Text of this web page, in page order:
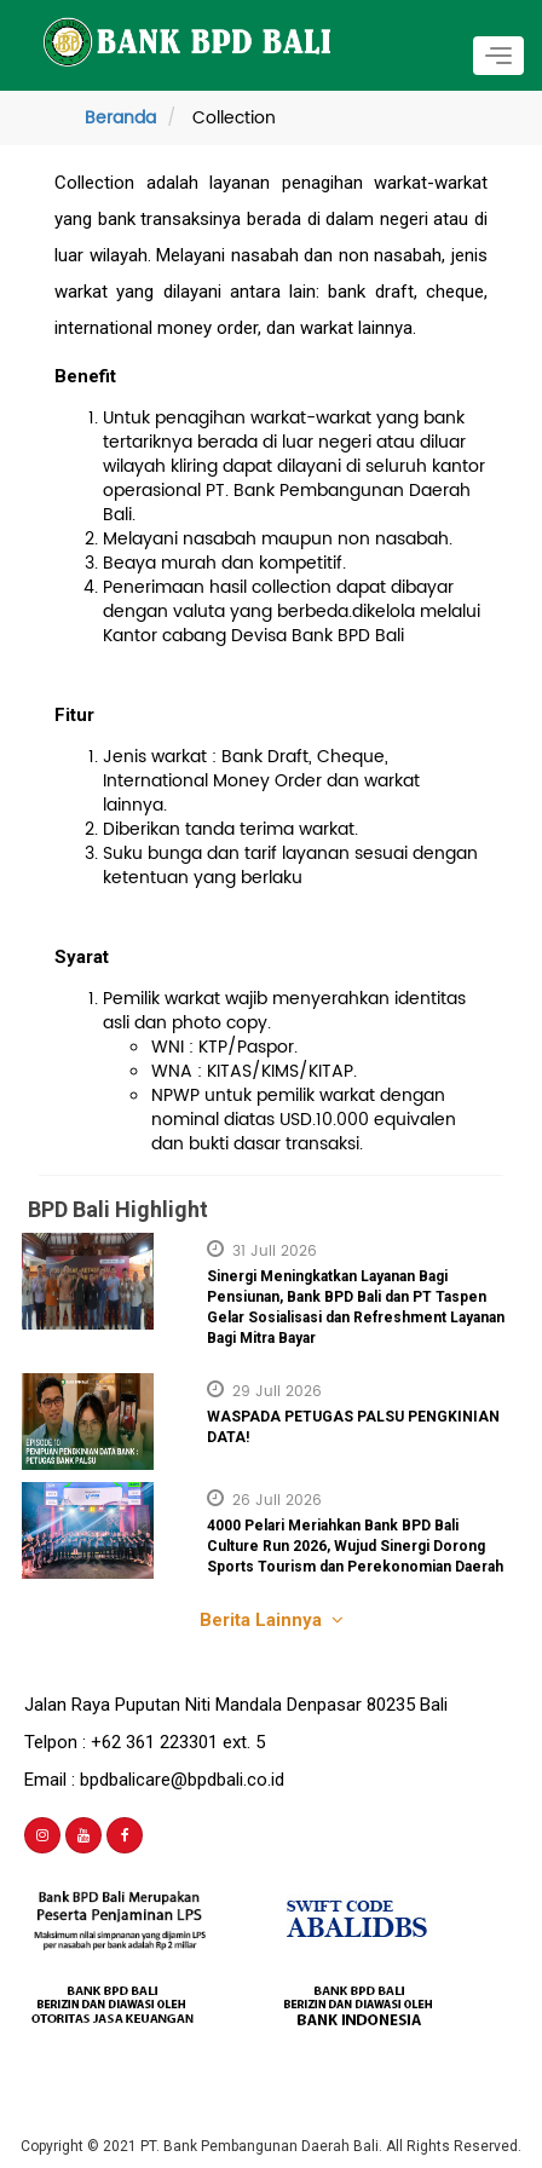
Beranda
Collection
Collection adalah layanan penagihan warkat-warkat
yang bank transaksinya berada di dalam negeri atau di
luar wilayah. Melayani nasabah dan non nasabah, jenis
warkat yang dilayani antara lain: bank draft, cheque,
international money order, dan warkat lainnya.
Benefit
Untuk penagihan warkat-warkat yang bank
tertariknya berada di luar negeri atau diluar
wilayah kliring dapat dilayani di seluruh kantor
operasional PT. Bank Pembangunan Daerah
Bali.
Melayani nasabah maupun non nasabah.
Beaya murah dan kompetitif.
Penerimaan hasil collection dapat dibayar
dengan valuta yang berbeda.dikelola melalui
Kantor cabang Devisa Bank BPD Bali
Fitur
Jenis warkat : Bank Draft, Cheque,
International Money Order dan warkat
lainnya.
Diberikan tanda terima warkat.
Suku bunga dan tarif layanan sesuai dengan
ketentuan yang berlaku
Syarat
Pemilik warkat wajib menyerahkan identitas
asli dan photo copy.
WNI : KTP/Paspor.
WNA : KITAS/KIMS/KITAP.
NPWP untuk pemilik warkat dengan
nominal diatas USD.10.000 equivalen
dan bukti dasar transaksi.
BPD Bali Highlight
31 Juli 2026
Sinergi Meningkatkan Layanan Bagi
Pensiunan, Bank BPD Bali dan PT Taspen
Gelar Sosialisasi dan Refreshment Layanan
Bagi Mitra Bayar
29 Juli 2026
WASPADA PETUGAS PALSU PENGKINIAN
DATA!
26 Juli 2026
4000 Pelari Meriahkan Bank BPD Bali
Culture Run 2026, Wujud Sinergi Dorong
Sports Tourism dan Perekonomian Daerah
Berita Lainnya
Jalan Raya Puputan Niti Mandala Denpasar 80235 Bali
Telpon : +62 361 223301 ext. 5
Email : bpdbalicare@bpdbali.co.id
Copyright © 2021 PT. Bank Pembangunan Daerah Bali. All Rights Reserved.